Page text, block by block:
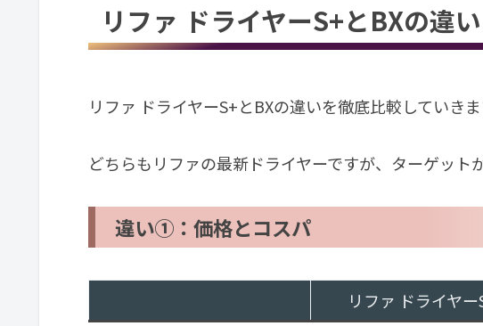
リファ ドライヤーS+とBXの違い
リファ ドライヤーS+とBXの違いを徹底比較していきま
どちらもリファの最新ドライヤーですが、ターゲット
違い①：価格とコスパ
リファ ドライヤー